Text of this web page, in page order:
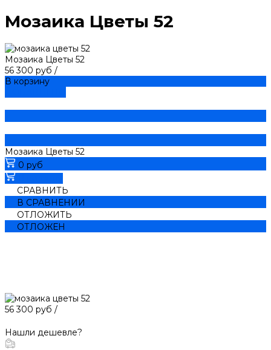
Мозаика Цветы 52
Мозаика Цветы 52
56 300 руб /
В корзину
Мозаика Цветы 52
0 руб
СРАВНИТЬ
В СРАВНЕНИИ
ОТЛОЖИТЬ
ОТЛОЖЕН
56 300 руб /
Нашли дешевле?